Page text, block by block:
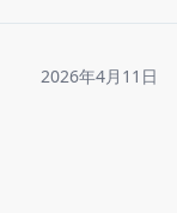
2026年4月11日